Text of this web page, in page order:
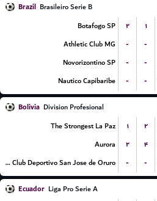
Brazil Brasileiro Serie B
Botafogo SP
۲ ۱
Athletic Club MG
- -
Novorizontino SP
- -
Nautico Capibaribe
- -
Bolivia Division Profesional
The Strongest La Paz
۱ ۲
Aurora
۲ ۴
GV Club Deportivo San Jose de Oruro
- -
Ecuador Liga Pro Serie A